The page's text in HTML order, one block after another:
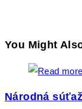
You Might
Národná